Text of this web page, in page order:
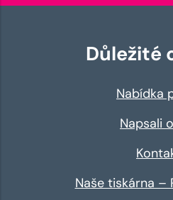
Důležité
Nabídka
Napsali
Naše tiskárna –